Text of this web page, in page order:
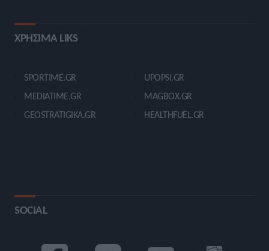
ΧΡΗΣΙΜΑ LIKS
SPORTIME.GR
MEDIATIME.GR
GEOSTRATIGIKA.GR
UPOPSI.GR
MAGBOX.GR
HEALTHFUEL.GR
SOCIAL